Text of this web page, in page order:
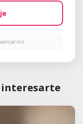
interesarte